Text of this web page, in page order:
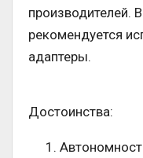
производителей.
рекомендуется
адаптеры.
Достоинства: